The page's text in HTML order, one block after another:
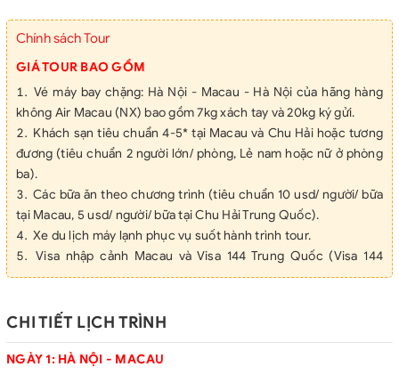
Chính sách Tour
GIÁ TOUR BAO GỒM
Vé máy bay chặng: Hà Nội - Macau - Hà Nội của hãng hàng
không Air Macau (NX) bao gồm 7kg xách tay và 20kg ký gửi.
Khách sạn tiêu chuẩn 4-5* tại Macau và Chu Hải hoặc tương
đương (tiêu chuẩn 2 người lớn/ phòng, Lẻ nam hoặc nữ ở phòng
ba).
Các bữa ăn theo chương trình (tiêu chuẩn 10 usd/ người/ bữa
tại Macau, 5 usd/ người/ bữa tại Chu Hải Trung Quốc).
Xe du lịch máy lạnh phục vụ suốt hành trình tour.
Visa nhập cảnh Macau và Visa 144 Trung Quốc (Visa 144
(hoặc miễn thị thực quá cảnh 144 giờ) là chính sách cho phép
trong tối đa 144 giờ để đến một quốc gia thứ ba, mà không cần
Hướng dẫn viên tiếng Việt, HDV địa phương kinh nghiệm
CHI TIẾT LỊCH TRÌNH
NGÀY 1: HÀ NỘI - MACAU